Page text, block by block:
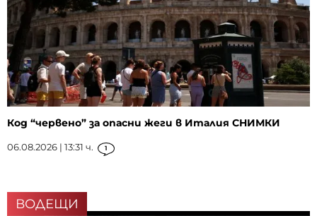
Код “червено” за опасни жеги в Италия СНИМКИ
06.08.2026 | 13:31 ч. 1
ВОДЕЩИ